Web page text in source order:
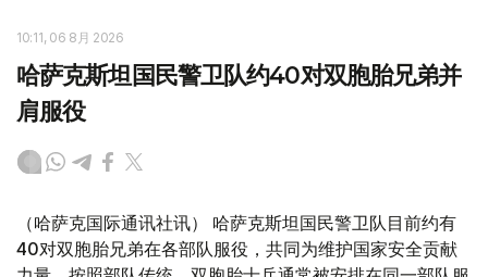
10:11, 06 8月 2026
哈萨克斯坦国民警卫队约40对双胞胎兄弟并
肩服役
（哈萨克国际通讯社讯） 哈萨克斯坦国民警卫队目前约有
40对双胞胎兄弟在各部队服役，共同为维护国家安全贡献